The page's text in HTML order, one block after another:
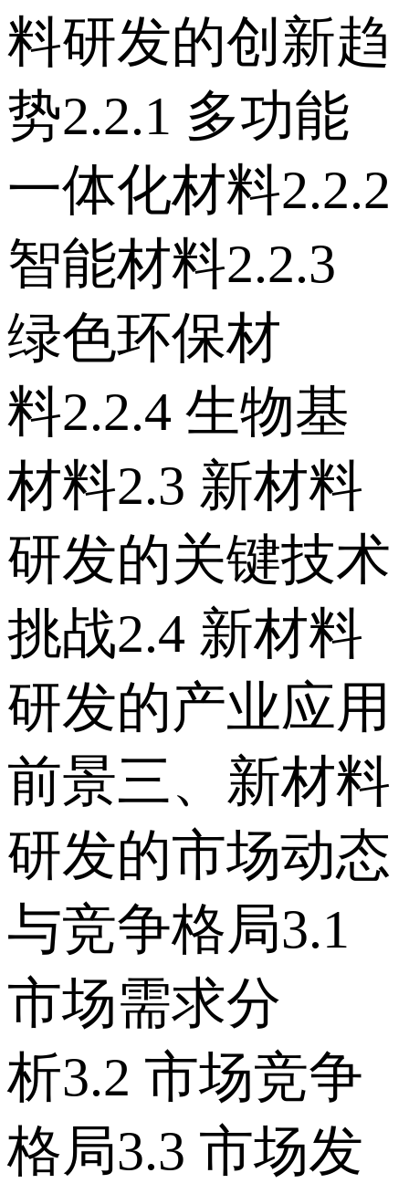
料研发的创新趋
势 2.2.1 多功能
一体化材料 2.2.2
智能材料 2.2.3
绿色环保材
料 2.2.4 生物基
材料 2.3 新材料
研发的关键技术
挑战 2.4 新材料
研发的产业应用
前景 三、新材料
研发的市场动态
与竞争格局 3.1
市场需求分
析 3.2 市场竞争
格局 3.3 市场发